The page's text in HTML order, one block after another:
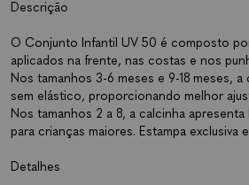
Descrição
O Conjunto Infantil UV 50 é composto
aplicados na frente, nas costas e nos
Nos tamanhos 3-6 meses e 9-18 meses,
sem elástico, proporcionando melhor
Nos tamanhos 2 a 8, a calcinha
para crianças maiores. Estampa exclusiva
Detalhes